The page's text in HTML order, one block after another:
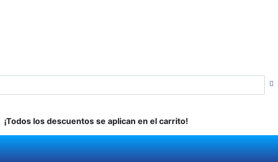
¡Todos los descuentos se aplican en el carrito!